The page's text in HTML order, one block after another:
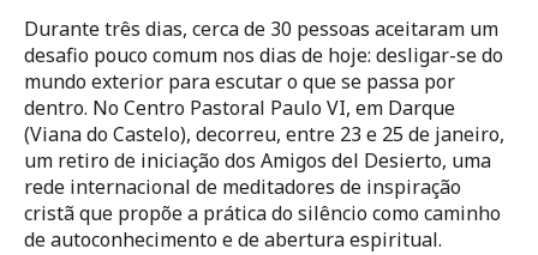
Durante três dias, cerca de 30 pessoas aceitaram um
desafio pouco comum nos dias de hoje: desligar-se do
mundo exterior para escutar o que se passa por
dentro. No Centro Pastoral Paulo VI, em Darque
(Viana do Castelo), decorreu, entre 23 e 25 de janeiro,
um retiro de iniciação dos Amigos del Desierto, uma
rede internacional de meditadores de inspiração
cristã que propõe a prática do silêncio como caminho
de autoconhecimento e de abertura espiritual.